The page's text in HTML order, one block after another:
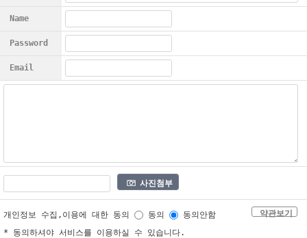
Name
Password
Email
사진첨부
개인정보 수집,이용에 대한 동의 동의 동의안함
약관보기
* 동의하셔야 서비스를 이용하실 수 있습니다.